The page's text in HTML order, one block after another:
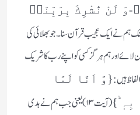
وَ لَنْ نُّشْرِكَ بِرَبِّنَاۤ
ہم نے ایک عجیب قرآن سنا۔جو بھلائی کی
لائے اور ہم ہرگز کسی کو اپنے رب کا شریک
ہیں:{وَّ اَنَّا لَمَّا
بِہٖ ؕ}
(آیت ۱۳) یعنی جب ہم نے ہدی